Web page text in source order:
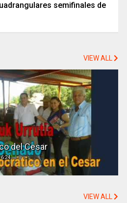
semifinales de
VIEW ALL
del Cesar
6:24
VIEW ALL